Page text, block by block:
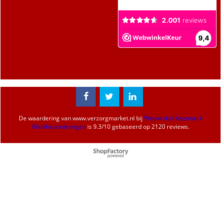
De waardering vanwww.verzorgmarket.nl bij Webwinkel Keurmerk
Klantbeoordelingenis9.3/10gebaseerd op 2120 reviews.
Webwinkel gemaakt met
ShopFactory webwinkel